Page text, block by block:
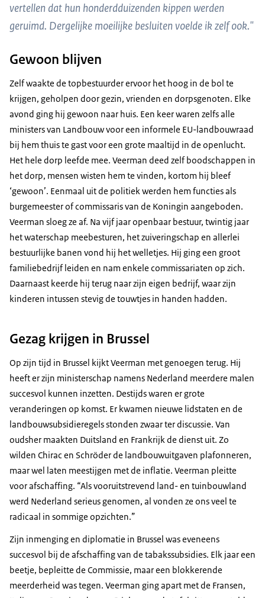
vertellen dat hun honderdduizenden kippen werden
geruimd. Dergelijke moeilijke besluiten voelde ik zelf ook."
Gewoon blijven
Zelf waakte de topbestuurder ervoor het hoog in de bol te
krijgen, geholpen door gezin, vrienden en dorpsgenoten. Elke
avond ging hij gewoon naar huis. Een keer waren zelfs alle
ministers van Landbouw voor een informele EU-landbouwraad
bij hem thuis te gast voor een grote maaltijd in de openlucht.
Het hele dorp leefde mee. Veerman deed zelf boodschappen in
het dorp, mensen wisten hem te vinden, kortom hij bleef
‘gewoon’. Eenmaal uit de politiek werden hem functies als
burgemeester of commissaris van de Koningin aangeboden.
Veerman sloeg ze af. Na vijf jaar openbaar bestuur, twintig jaar
het waterschap meebesturen, het zuiveringschap en allerlei
bestuurlijke banen vond hij het welletjes. Hij ging een groot
familiebedrijf leiden en nam enkele commissariaten op zich.
Daarnaast keerde hij terug naar zijn eigen bedrijf, waar zijn
kinderen intussen stevig de touwtjes in handen hadden.
Gezag krijgen in Brussel
Op zijn tijd in Brussel kijkt Veerman met genoegen terug. Hij
heeft er zijn ministerschap namens Nederland meerdere malen
succesvol kunnen inzetten. Destijds waren er grote
veranderingen op komst. Er kwamen nieuwe lidstaten en de
landbouwsubsidieregels stonden zwaar ter discussie. Van
oudsher maakten Duitsland en Frankrijk de dienst uit. Zo
wilden Chirac en Schröder de landbouwuitgaven plafonneren,
maar wel laten meestijgen met de inflatie. Veerman pleitte
voor afschaffing. “Als vooruitstrevend land- en tuinbouwland
werd Nederland serieus genomen, al vonden ze ons veel te
radicaal in sommige opzichten.”
Zijn inmenging en diplomatie in Brussel was eveneens
succesvol bij de afschaffing van de tabakssubsidies. Elk jaar een
beetje, bepleitte de Commissie, maar een blokkerende
meerderheid was tegen. Veerman ging apart met de Fransen,